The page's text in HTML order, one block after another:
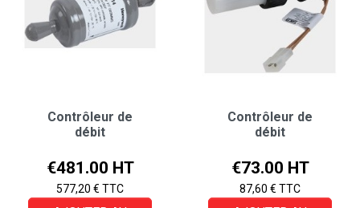
Contrôleur de
débit
Price
€481.00 HT
577,20 € TTC
Contrôleur de
débit
Price
€73.00 HT
87,60 € TTC